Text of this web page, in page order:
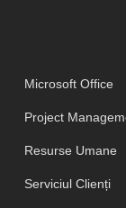
Microsoft Office
Project
Resurse Umane
Serviciul Clienți